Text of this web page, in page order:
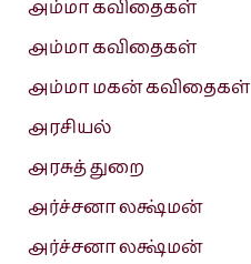
அம்மா கவிதைகள்
அம்மா கவிதைகள்
அம்மா மகன் கவிதைகள்
அரசியல்
அரசுத் துறை
அர்ச்சனா லக்ஷ்மன்
அர்ச்சனா லக்ஷ்மன்